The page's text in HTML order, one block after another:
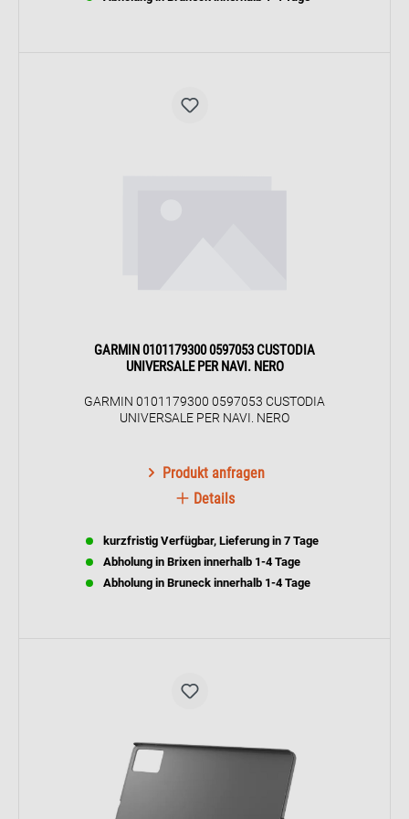
GARMIN 0101179300 0597053 CUSTODIA
UNIVERSALE PER NAVI. NERO
GARMIN 0101179300 0597053 CUSTODIA
UNIVERSALE PER NAVI. NERO
Produkt anfragen
Details
kurzfristig Verfügbar, Lieferung in 7 Tage
Abholung in Brixen innerhalb 1-4 Tage
Abholung in Bruneck innerhalb 1-4 Tage